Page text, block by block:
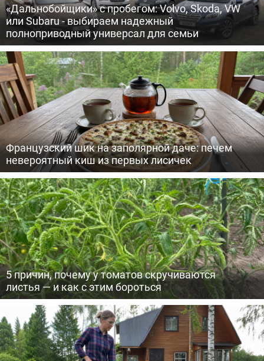
«Дальнобойщики» с пробегом: Volvo, Skoda, VW
или Subaru - выбираем надежный
полноприводный универсал для семьи
Французский шик на заполярной даче: печем
невероятный киш из первых лисичек
5 причин, почему у томатов скручиваются
листья — и как с этим бороться